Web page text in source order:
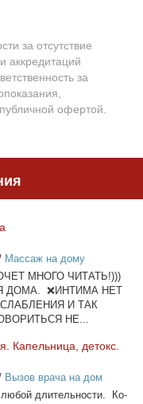
за отсутствие
аккредитаций
за
офертой.
Массаж на дому
МНОГО ЧИТАТЬ!)))
ДОМА. ❌ИНТИМА НЕТ
И ТАК
НЕ...
Ка­пель­ни­ца, де­токс.
Вызов врача на дом
лю­бой дли­тель­но­сти. Ко­